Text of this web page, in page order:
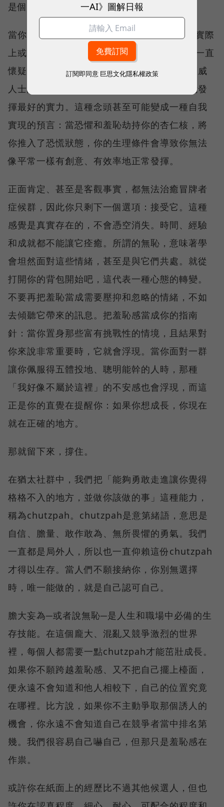
是個「錯誤」，所以遲遲沒有打開那個背包。
當你讓背包一直維持「待撤離」狀態─無論是實際
上或比喻上的─你就會限制自己的表現。當你一直
懷疑自己是否屬於這個地方，擔心哪天會有權威
人士認定你不合格、把你趕走時，你就不可能發
揮最好的實力。這種念頭甚至可能變成一種自我
實現的預言：當恐懼和羞恥劫持你的杏仁核，將
你推入了恐慌狀態，你的生理條件會導致你無法
像平常一樣有創意、有效率地正常發揮。
正面肯定、甚至是客觀事實，都無法治癒冒牌者
症候群，因此你只剩下一個選項：接受它。這種
感覺是真實存在的，不會憑空消失。時間、經驗
和成就都不能讓它痊癒。所謂的無恥，意味著學
會坦然面對這些情緒，甚至是與它們共處。就從
打開你的背包開始吧，這代表一種心態的轉變。
不要再把羞恥當成需要壓抑和忽略的情緒，不如
去傾聽它帶來的訊息。把羞恥感當成你的指南
針：當你置身那些富有挑戰性的情境，且結果對
你來說非常重要時，它就會浮現。當你面對一群
讓你佩服得五體投地、聰明能幹的人時，那種
「我好像不屬於這裡」的不安感也會浮現，而這
正是你的直覺在提醒你：如果你想成長，你現在
就在正確的地方。
那就留下來，撐住。
在猶太社群中，我們把「能夠勇敢走進讓你覺得
格格不入的地方，並做你該做的事」這種能力，
稱為chutzpah。chutzpah是意第緒語，意思是
自信、膽量、敢作敢為、無所畏懼的勇氣。我們
一直都是局外人，所以也一直仰賴這份chutzpah
才得以生存。當人們不願接納你，你別無選擇
時，唯一能做的，就是自己認可自己。
膽大妄為─或者說無恥─是人生和職場中必備的生
存技能。在這個龐大、混亂又競爭激烈的世界
裡，每個人都需要一點chutzpah才能茁壯成長。
如果你不願跨越羞恥感、又不把自己擺上檯面，
便永遠不會知道和他人相較下，自己的位置究竟
在哪裡。比方說，如果你不主動爭取那個誘人的
機會，你永遠不會知道自己在競爭者當中排名第
幾。我們很容易自己嚇自己，但那只是羞恥感在
作祟。
或許你在紙面上的經歷比不過其他候選人，但也
一AI》圖解日報
訂閱即同意 巨思文化隱私權政策